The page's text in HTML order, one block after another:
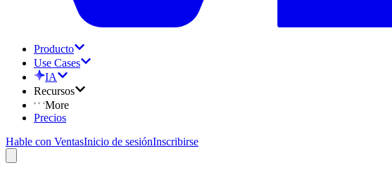
Producto
Use Cases
IA
Recursos
More
Precios
Hable con VentasInicio de sesiónInscribirse